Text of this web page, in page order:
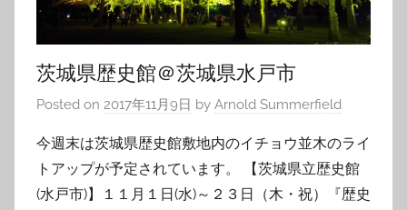
茨城県歴史館＠茨城県水戸市
Posted on 2017年11月9日 by Arnold Summerfield
今週末は茨城県歴史館敷地内のイチョウ並木のライ
トアップが予定されています。 【茨城県立歴史館
(水戸市)】１１月１日(水)～２３日（木・祝）『歴史